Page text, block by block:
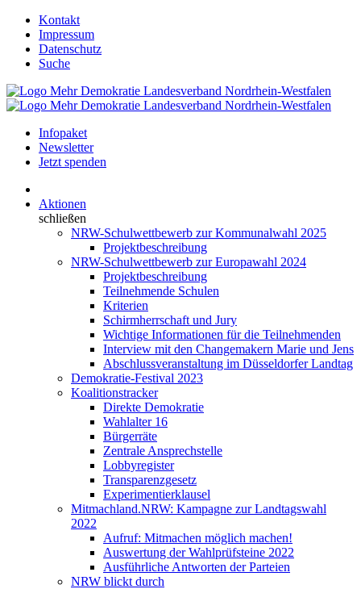
Kontakt
Impressum
Datenschutz
Suche
Infopaket
Newsletter
Jetzt spenden
Aktionen
schließen
NRW-Schulwettbewerb zur Kommunalwahl 2025
Projektbeschreibung
NRW-Schulwettbewerb zur Europawahl 2024
Projektbeschreibung
Teilnehmende Schulen
Kriterien
Schirmherrschaft und Jury
Wichtige Informationen für die Teilnehmenden
Interview mit den Changemakern Marie und Jens
Abschlussveranstaltung im Düsseldorfer Landtag
Demokratie-Festival 2023
Koalitionstracker
Direkte Demokratie
Wahlalter 16
Bürgerräte
Zentrale Ansprechstelle
Lobbyregister
Transparenzgesetz
Experimentierklausel
Mitmachland.NRW: Kampagne zur Landtagswahl
2022
Aufruf: Mitmachen möglich machen!
Auswertung der Wahlprüfsteine 2022
Ausführliche Antworten der Parteien
NRW blickt durch